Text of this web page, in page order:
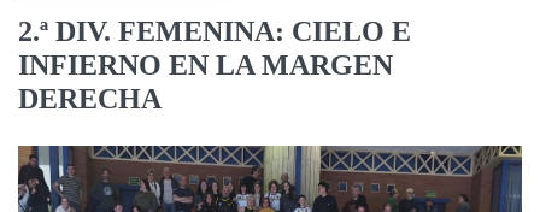
2.ª DIV. FEMENINA: CIELO E
INFIERNO EN LA MARGEN
DERECHA